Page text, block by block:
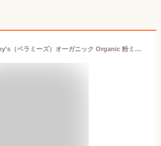
【送料無料】Bellamy's（ベラミーズ）オーガニック Organic 粉ミルク ステップ1（0〜6カ月）大缶 800g 1缶 単品【海外通販】